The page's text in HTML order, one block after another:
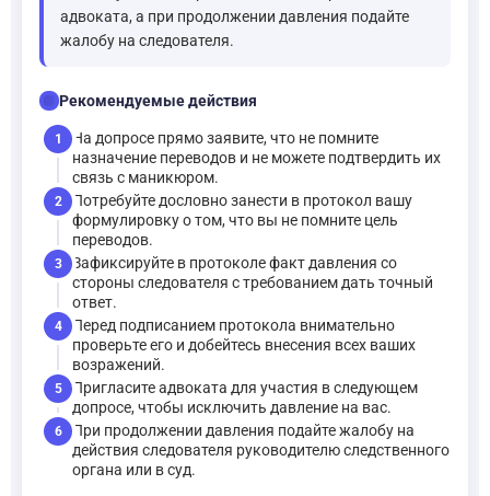
адвоката, а при продолжении давления подайте
жалобу на следователя.
checklistРекомендуемые действия
1
На допросе прямо заявите, что не помните
назначение переводов и не можете подтвердить их
связь с маникюром.
2
Потребуйте дословно занести в протокол вашу
формулировку о том, что вы не помните цель
переводов.
3
Зафиксируйте в протоколе факт давления со
стороны следователя с требованием дать точный
ответ.
4
Перед подписанием протокола внимательно
проверьте его и добейтесь внесения всех ваших
возражений.
5
Пригласите адвоката для участия в следующем
допросе, чтобы исключить давление на вас.
6
При продолжении давления подайте жалобу на
действия следователя руководителю следственного
органа или в суд.